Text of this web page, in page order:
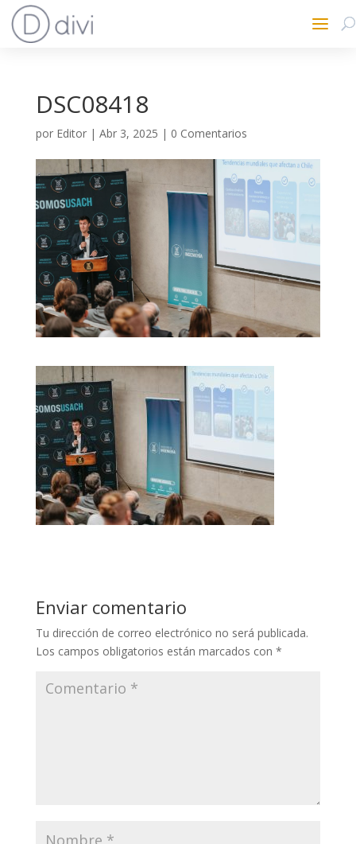
DSC08418
por Editor| Abr 3, 2025 | 0 Comentarios
Enviar comentario
Tu dirección de correo electrónico no será publicada.
Los campos obligatorios están marcados con *